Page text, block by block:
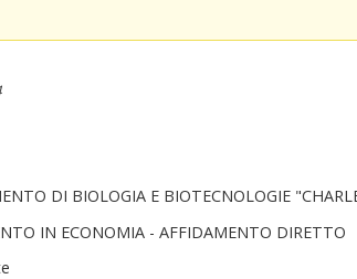
DI BIOLOGIA E BIOTECNOLOGIE
IN ECONOMIA - AFFIDAMENTO DIRETTO